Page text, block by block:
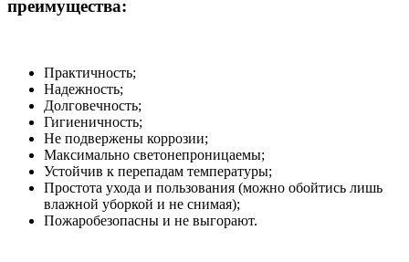
преимущества:
Практичность;
Надежность;
Долговечность;
Гигиеничность;
Не подвержены коррозии;
Максимально светонепроницаемы;
Устойчив к перепадам температуры;
Простота ухода и пользования (можно обойтись лишь
влажной уборкой и не снимая);
Пожаробезопасны и не выгорают.